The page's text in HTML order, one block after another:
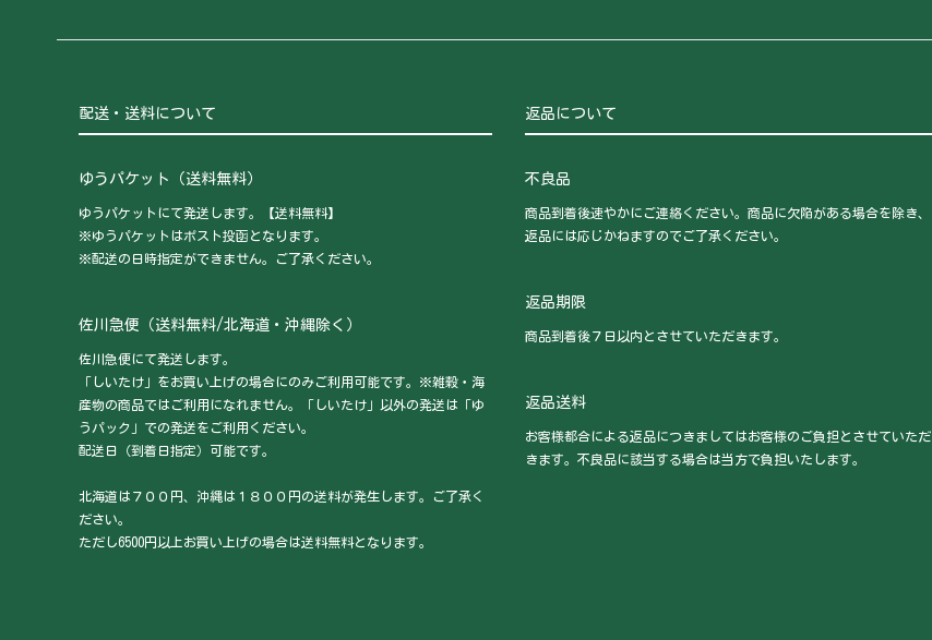
配送・送料について
ゆうパケット（送料無料）
ゆうパケットにて発送します。【送料無料】
※ゆうパケットはポスト投函となります。
※配送の日時指定ができません。ご了承ください。
佐川急便（送料無料/北海道・沖縄除く）
佐川急便にて発送します。
「しいたけ」をお買い上げの場合にのみご利用可能です。※雑穀・海
産物の商品ではご利用になれません。「しいたけ」以外の発送は「ゆ
うパック」での発送をご利用ください。
配送日（到着日指定）可能です。
北海道は７００円、沖縄は１８００円の送料が発生します。ご了承く
ださい。
ただし6500円以上お買い上げの場合は送料無料となります。
返品について
不良品
商品到着後速やかにご連絡ください。商品に欠陥がある場合を除き、
返品には応じかねますのでご了承ください。
返品期限
商品到着後７日以内とさせていただきます。
返品送料
お客様都合による返品につきましてはお客様のご負担とさせていただ
きます。不良品に該当する場合は当方で負担いたします。